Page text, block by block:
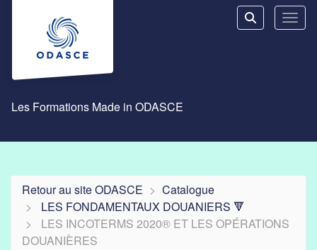
Aller au menu principal
Aller au contenu principal
Personnaliser l'interface
Rechercher
Les Formations Made in ODASCE
Retour au site ODASCE
Catalogue
LES FONDAMENTAUX DOUANIERS 🔻
LES INCOTERMS 2020® ET LES OPÉRATIONS
DOUANIÈRES